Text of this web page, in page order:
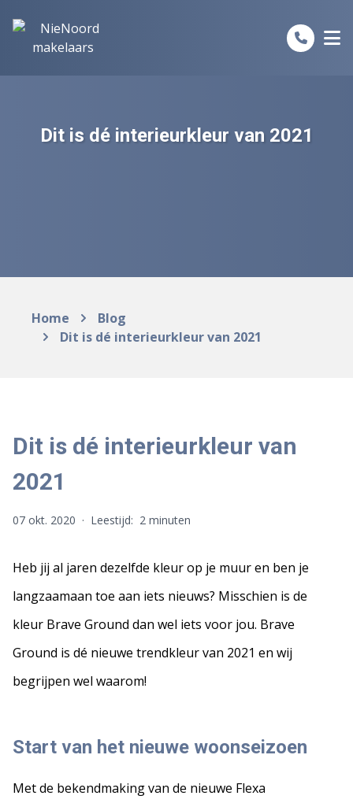
Dit is dé interieurkleur van 2021
Home
Blog
Dit is dé interieurkleur van 2021
Dit is dé interieurkleur van
2021
07 okt. 2020 · Leestijd: 2 minuten
Heb jij al jaren dezelfde kleur op je muur en ben je
langzaamaan toe aan iets nieuws? Misschien is de
kleur Brave Ground dan wel iets voor jou. Brave
Ground is dé nieuwe trendkleur van 2021 en wij
begrijpen wel waarom!
Start van het nieuwe woonseizoen
Met de bekendmaking van de nieuwe Flexa